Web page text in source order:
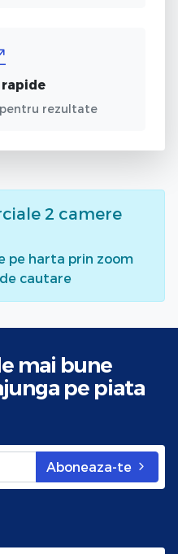
rezultate
2 camere
pe harta prin zoom
cautare
mai bune
pe piata
Aboneaza-te